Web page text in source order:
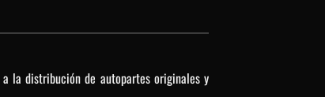
la distribución de autopartes originales y